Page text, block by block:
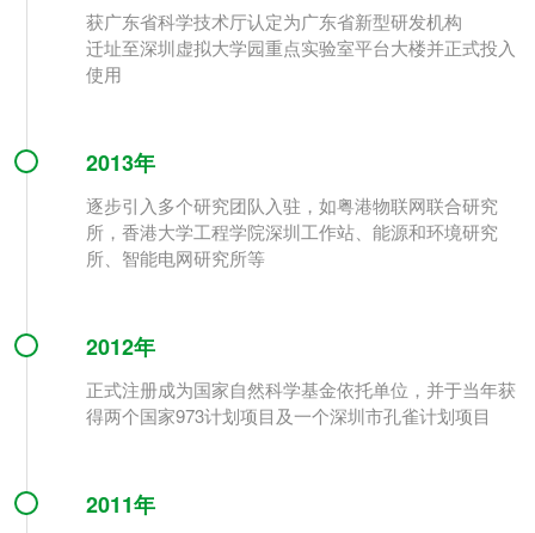
获广东省科学技术厅认定为广东省新型研发机构
迁址至深圳虚拟大学园重点实验室平台大楼并正式投入
使用
2013年
逐步引入多个研究团队入驻，如粤港物联网联合研究
所，香港大学工程学院深圳工作站、能源和环境研究
所、智能电网研究所等
2012年
正式注册成为国家自然科学基金依托单位，并于当年获
得两个国家973计划项目及一个深圳市孔雀计划项目
2011年